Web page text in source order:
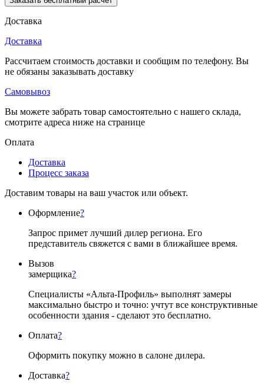
Доставка
Доставка
Рассчитаем стоимость доставки и сообщим по телефону. Вы
не обязаны заказывать доставку
Самовывоз
Вы можете забрать товар самостоятельно с нашего склада,
смотрите адреса ниже на странице
Оплата
Доставка
Процесс заказа
Доставим товары на ваш участок или объект.
Оформление?
Запрос примет лучший дилер региона. Его
представитель свяжется с вами в ближайшее время.
Вызов
замерщика?
Специалисты «Альта-Профиль» выполнят замеры
максимально быстро и точно: учтут все конструктивные
особенности здания - сделают это бесплатно.
Оплата?
Оформить покупку можно в салоне дилера.
Доставка?